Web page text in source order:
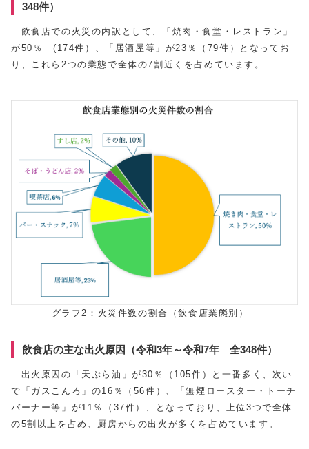
348件）
飲食店での火災の内訳として、「焼肉・食堂・レストラン」
が50％ (174件）、「居酒屋等」が23％（79件）となってお
り、これら2つの業態で全体の7割近くを占めています。
グラフ2：火災件数の割合（飲食店業態別）
飲食店の主な出火原因（令和3年～令和7年 全348件）
出火原因の「天ぷら油」が30％（105件）と一番多く、次い
で「ガスこんろ」の16％（56件）、「無煙ロースター・トーチ
バーナー等」が11％（37件）、となっており、上位3つで全体
の5割以上を占め、厨房からの出火が多くを占めています。